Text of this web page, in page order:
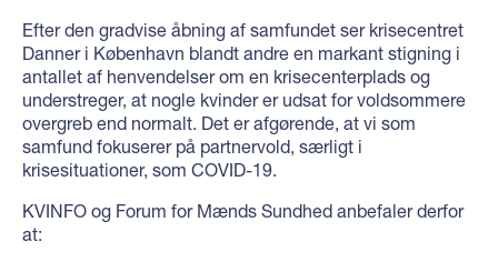
Efter den gradvise åbning af samfundet ser krisecentret
Danner i København blandt andre en markant stigning i
antallet af henvendelser om en krisecenterplads og
understreger, at nogle kvinder er udsat for voldsommere
overgreb end normalt. Det er afgørende, at vi som
samfund fokuserer på partnervold, særligt i
krisesituationer, som COVID-19.
KVINFO og Forum for Mænds Sundhed anbefaler derfor
at: